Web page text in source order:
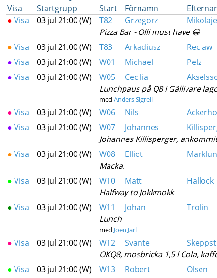
Visa Startgrupp Start Förnamn
● Visa 03 jul 21:00 (W) T82 Grzegorz
Pizza Bar - Olli must have 😀
● Visa 03 jul 21:00 (W) T83 Arkadiusz
Reclaw
● Visa 03 jul 21:00 (W) W01 Michael
Pelz
● Visa 03 jul 21:00 (W) W05 Cecilia
Lunchpaus på Q8 i Gällivare
med Anders Sigrell
● Visa 03 jul 21:00 (W) W06 Nils
● Visa 03 jul 21:00 (W) W07 Johannes
Johannes Killisperger,
● Visa 03 jul 21:00 (W) W08 Elliot
Macka.
● Visa 03 jul 21:00 (W) W10 Matt
Hallock
Halfway to Jokkmokk
● Visa 03 jul 21:00 (W) W11 Johan
Trolin
Lunch
med Joen Jarl
● Visa 03 jul 21:00 (W) W12 Svante
OKQ8, mosbricka 1,5 l Cola,
● Visa 03 jul 21:00 (W) W13 Robert
Olsen